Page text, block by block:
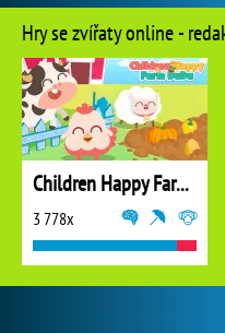
Hry se zvířaty online -
Children Happy Farm DuDu
3 778x